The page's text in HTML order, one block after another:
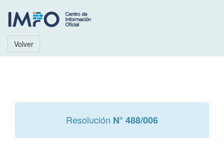
Volver
Resolución N° 488/006